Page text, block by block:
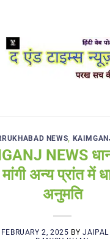
NEWS,
NEWS
अन्य प्रांत में
अनुमति
FEBRUARY 2, 2025 BYJAIPAL